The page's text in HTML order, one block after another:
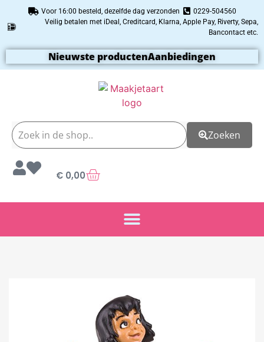
Voor 16:00 besteld, dezelfde dag verzonden
0229-504560
Veilig betalen met iDeal, Creditcard, Klarna, Apple Pay, Riverty, Sepa,
Bancontact etc.
Nieuwste productenAanbiedingen
Zoeken
€ 0,00